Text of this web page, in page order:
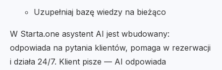
Uzupełniaj bazę wiedzy na bieżąco
W Starta.one asystent AI jest wbudowany:
odpowiada na pytania klientów, pomaga w rezerwacji
i działa 24/7. Klient pisze — AI odpowiada